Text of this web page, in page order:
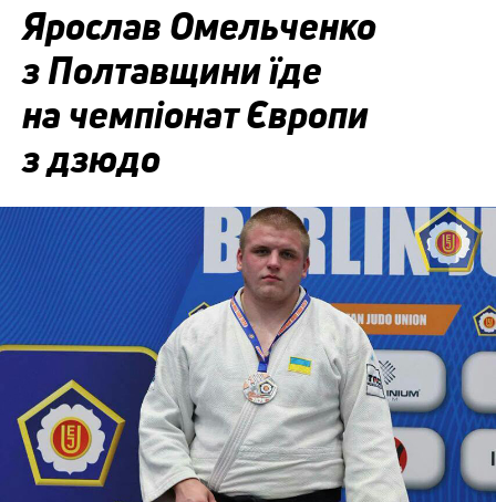
Ярослав Омельченко
з Полтавщини їде
на чемпіонат Європи
з дзюдо